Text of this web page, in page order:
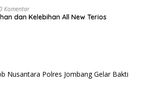
Komentar
dan Kelebihan All New Terios